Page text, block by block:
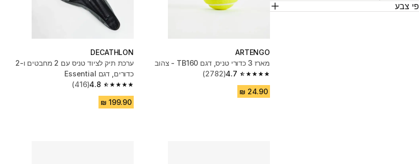
צבע
ARTENGO
מארז 3 כדורי טניס, דגם TB160‏ - צהוב
4.7
4.7 out of 5 stars from 2782 reviews
(2782)
DECATHLON
ערכת תיק לציוד טניס עם ‏2 מחבטים ו-2
כדורים, דגם Essential
4.8
4.8 out of 5 stars from 416 reviews
(416)